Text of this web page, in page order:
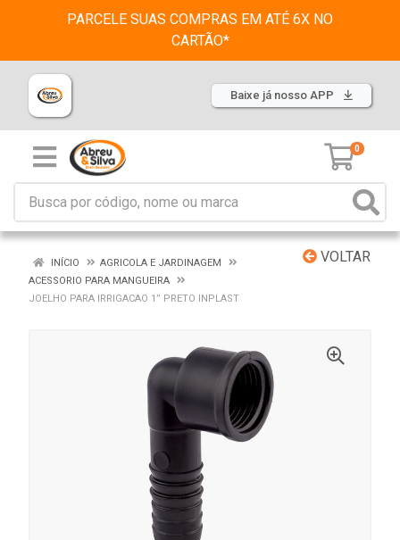
PARCELE SUAS COMPRAS EM ATÉ 6X NO
CARTÃO*
Baixe já nosso APP
0
VOLTAR
INÍCIO
AGRICOLA E JARDINAGEM
ACESSORIO PARA MANGUEIRA
JOELHO PARA IRRIGACAO 1” PRETO INPLAST